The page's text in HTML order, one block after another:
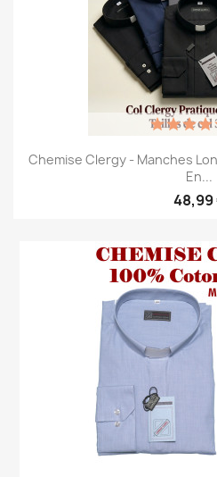
Chemise Clergy - Manches
En...
48,99